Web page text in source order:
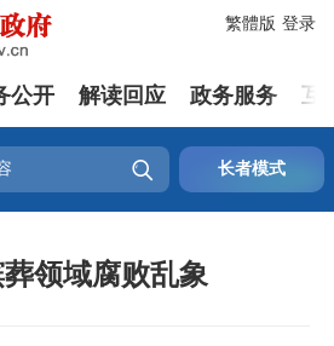
登录
繁體版
公开 解读回应 政务服务 互
 长者模式
领域腐败乱象